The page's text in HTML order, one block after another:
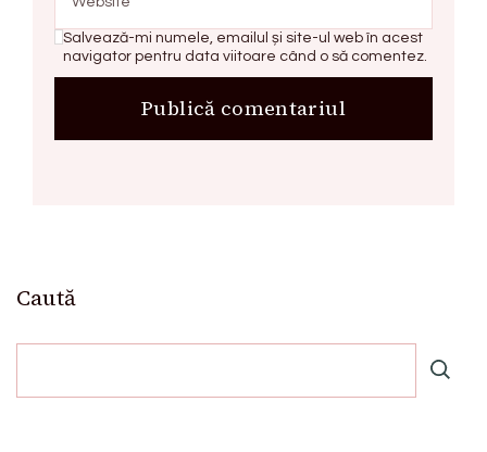
Salvează-mi numele, emailul și site-ul web în acest
navigator pentru data viitoare când o să comentez.
Caută